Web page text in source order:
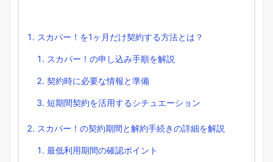
スカパー！を1ヶ月だけ契約する方法とは？
スカパー！の申し込み手順を解説
契約時に必要な情報と準備
短期間契約を活用するシチュエーション
スカパー！の契約期間と解約手続きの詳細を解説
最低利用期間の確認ポイント